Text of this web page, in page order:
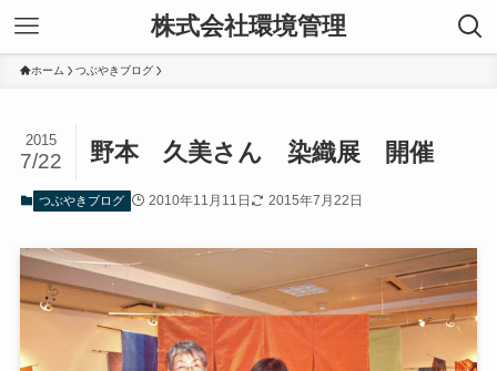
株式会社環境管理
ホーム つぶやきブログ
野本 久美さん 染織展 開催
2015
7/22
つぶやきブログ 2010年11月11日 2015年7月22日